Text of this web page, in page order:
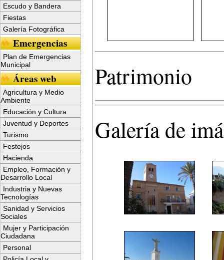
Escudo y Bandera
Fiestas
Galería Fotográfica
Emergencias
Plan de Emergencias
Municipal
Áreas web
Agricultura y Medio
Ambiente
Educación y Cultura
Juventud y Deportes
Turismo
Festejos
Hacienda
Empleo, Formación y
Desarrollo Local
Industria y Nuevas
Tecnologías
Sanidad y Servicios
Sociales
Mujer y Participación
Ciudadana
Personal
Patrimonio
Galería de